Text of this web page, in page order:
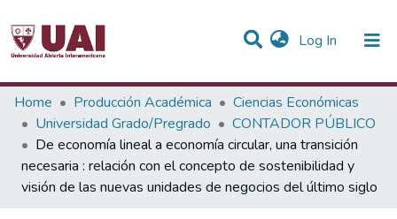
Log In (current)
Statistics
Communities & Collections
All of DSpace
Home Producción Académica
Ciencias Económicas
Universidad Grado/Pregrado
CONTADOR PÚBLICO
De economía lineal a economía circular, una transición
necesaria : relación con el concepto de sostenibilidad y
visión de las nuevas unidades de negocios del último siglo